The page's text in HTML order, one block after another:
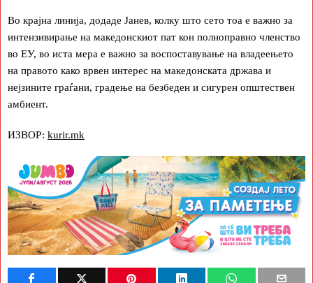
Во крајна линија, додаде Јанев, колку што сето тоа е важно за
интензивирање на македонскиот пат кон полноправно членство
во ЕУ, во иста мера е важно за воспоставување на владеењето
на правото како врвен интерес на македонската држава и
нејзините граѓани, градење на безбеден и сигурен општествен
амбиент.
ИЗВОР: kurir.mk